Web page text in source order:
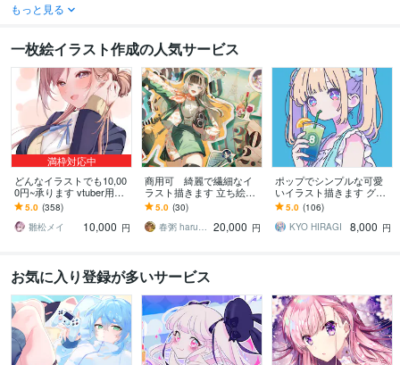
もっと見る
一枚絵イラスト作成の人気サービス
満枠対応中
どんなイラストでも10,00
0円~承ります vtuber用立
ち絵、一枚絵、アイコン
などなんでもOK！
5.0 (358)
雛松メイ
10,000 円
商用可 綺麗で繊細なイ
ラスト描きます 立ち絵か
ら一枚絵まで制作可能！
気軽にご相談下さい！
5.0 (30)
春粥 harukayu 20,000 円
ポップでシンプルな可愛
いイラスト描きます グッ
ズ・SNSアイコン・配信
背景・記念イラスト等に
是非！
5.0 (106)
KYO HIRAGI
8,000 円
お気に入り登録が多いサービス